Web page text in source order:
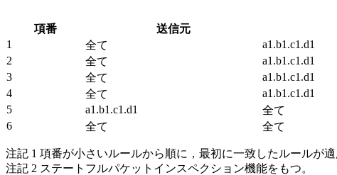
項番
送信元
1
全て a1.b1.c1.d1
2
全て a1.b1.c1.d1
3
全て a1.b1.c1.d1
4
全て a1.b1.c1.d1
5
a1.b1.c1.d1 全て
6
全て 全て
注記 1 項番が小さいルールから順に，最初に一致したルールが適
注記 2 ステートフルパケットインスペクション機能をもつ。